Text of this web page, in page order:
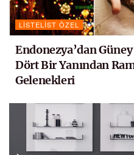
LISTELIST ÖZEL
Endonezya’dan
Dört Bir Yanından
Gelenekleri